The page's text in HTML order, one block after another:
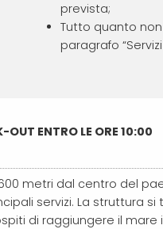
prevista;
Tutto quanto
paragrafo “Servizi
OUT ENTRO LE ORE 10:00
metri dal centro del
servizi. La struttura si
di raggiungere il mare